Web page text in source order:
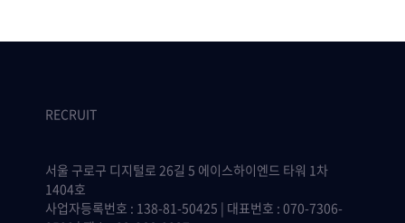
RECRUIT
서울 구로구 디지털로 26길 5 에이스하이엔드 타워 1차
1404호
사업자등록번호 : 138-81-50425 | 대표번호 : 070-7306-